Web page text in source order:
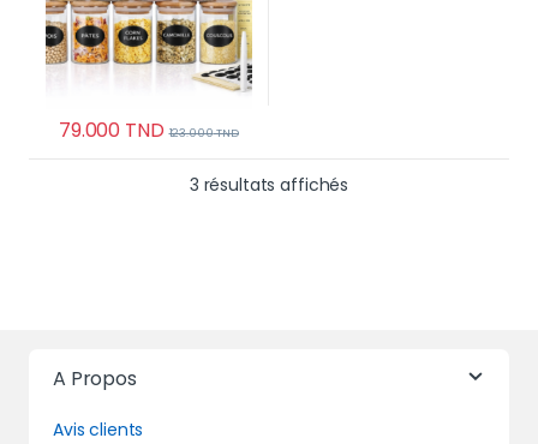
79.000 TND 123.000TND
3 résultats affichés
A Propos
Avis clients